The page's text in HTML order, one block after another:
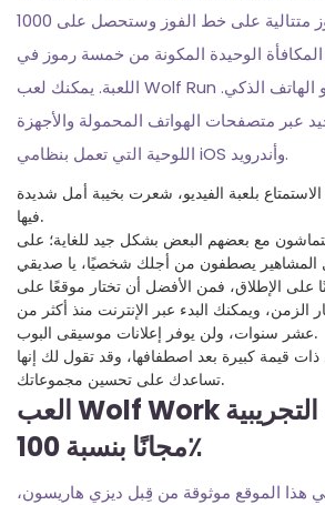
الألعاب. اصطف 5 رموز متتالية على خط الفوز وستحصل على 1000
الوحيدة المكونة من خمسة رموز في
اللعبة. يمكنك لعب Wolf Run على جهاز الكمبيوتر أو الهاتف الذكي.
عبر متصفحات الهواتف المحمولة والأجهزة
اللوحية التي تعمل بنظامي iOS وأندرويد.
بلعبة الفيديو، شعرت بخيبة أمل شديدة
فيها.
يتماشون مع بعضهم البعض بشكل جيد للغاية؛ على
على الإطلاق، فمن الأفضل أن تختار موقعًا على
الزمن، ويمكنك البدء عبر الإنترنت منذ أكثر من
عشر سنوات، ولن يوفر إعلانات موسيقى البوب.
ذات قيمة كبيرة بعد اصطفافها، وقد تقول لك إنها
تساعدك على تحسين مجموعاتك.
العب Wolf Work مع النسخة التجريبية
مجانًا بنسبة 100٪
هذا الموقع موثوقة من قِبل ديزي هاريسون،